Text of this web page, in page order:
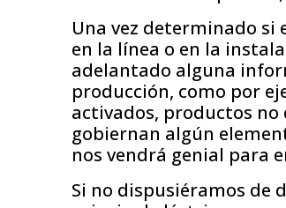
Una vez determinado si
en la línea o en la
adelantado alguna
producción, como por
activados, productos
gobiernan algún
nos vendrá genial para
Si no dispusiéramos de